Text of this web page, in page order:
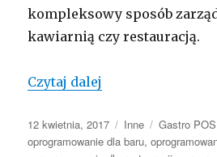
kompleksowy sposób
kawiarnią czy restauracją.
Czytaj dalej
Opublikowano
12 kwietnia, 2017 Kategorie
Inne Tagi
Gastro POS
oprogramowanie dla baru,